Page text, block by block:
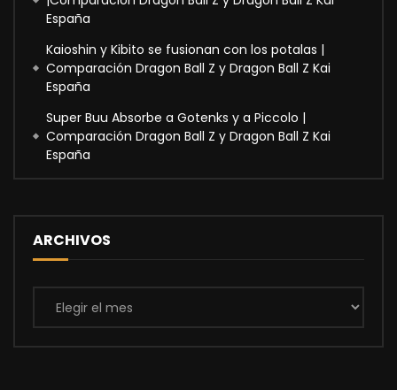
España
Kaioshin y Kibito se fusionan con los potalas |
Comparación Dragon Ball Z y Dragon Ball Z Kai
España
Super Buu Absorbe a Gotenks y a Piccolo |
Comparación Dragon Ball Z y Dragon Ball Z Kai
España
ARCHIVOS
Archivos